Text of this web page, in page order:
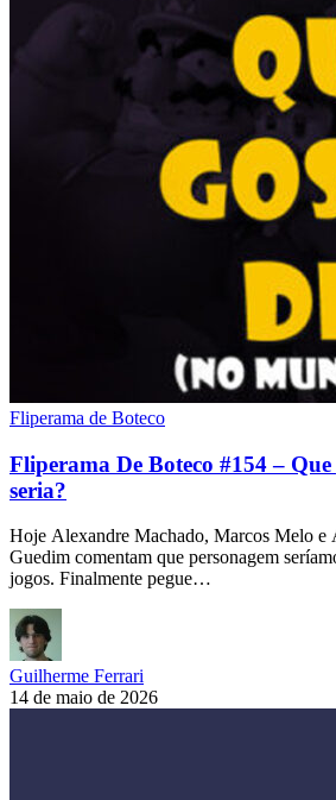
Fliperama de Boteco
Fliperama De Boteco #154 – Que
seria?
Hoje Alexandre Machado, Marcos Melo e
Guedim comentam que personagem
jogos. Finalmente pegue…
Guilherme Ferrari
14 de maio de 2026